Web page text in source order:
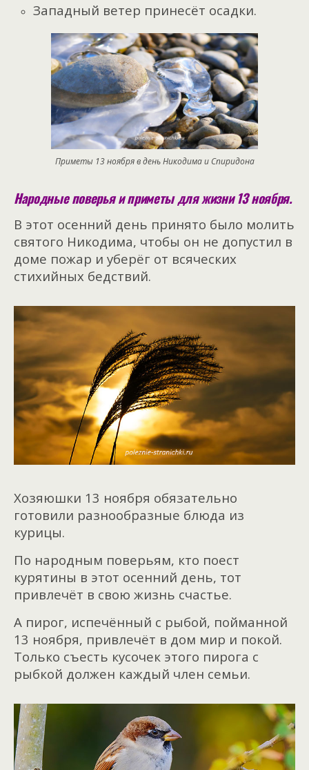
Западный ветер принесёт осадки.
Приметы 13 ноября в день Никодима и Спиридона
Народные поверья и приметы для жизни 13 ноября.
В этот осенний день принято было молить
святого Никодима, чтобы он не допустил в
доме пожар и уберёг от всяческих
стихийных бедствий.
Хозяюшки 13 ноября обязательно
готовили разнообразные блюда из
курицы.
По народным поверьям, кто поест
курятины в этот осенний день, тот
привлечёт в свою жизнь счастье.
А пирог, испечённый с рыбой, пойманной
13 ноября, привлечёт в дом мир и покой.
Только съесть кусочек этого пирога с
рыбкой должен каждый член семьи.